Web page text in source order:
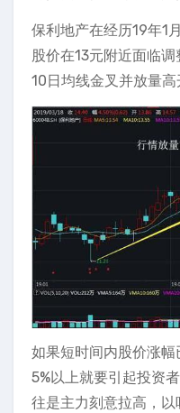
保利地产在经历19年1
股价在13元附近面临
10日均线金叉并放量高
如果短时间内股价涨
5%以上就要引起投资
往是主力刻意拉高，以